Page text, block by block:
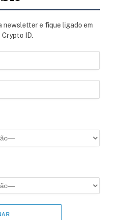
newsletter e fique ligado em
ID.